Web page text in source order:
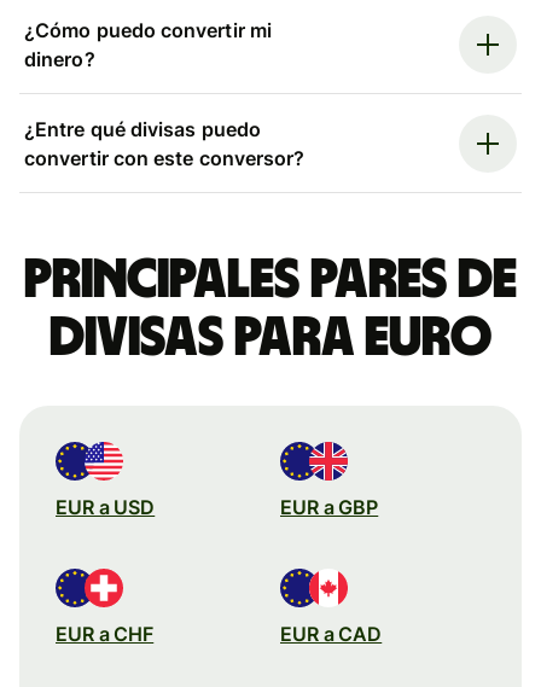
¿Cómo puedo convertir mi
dinero?
¿Entre qué divisas puedo
convertir con este conversor?
Principales pares de
divisas para euro
EUR a USD EUR a GBP
EUR a CHF EUR a CAD